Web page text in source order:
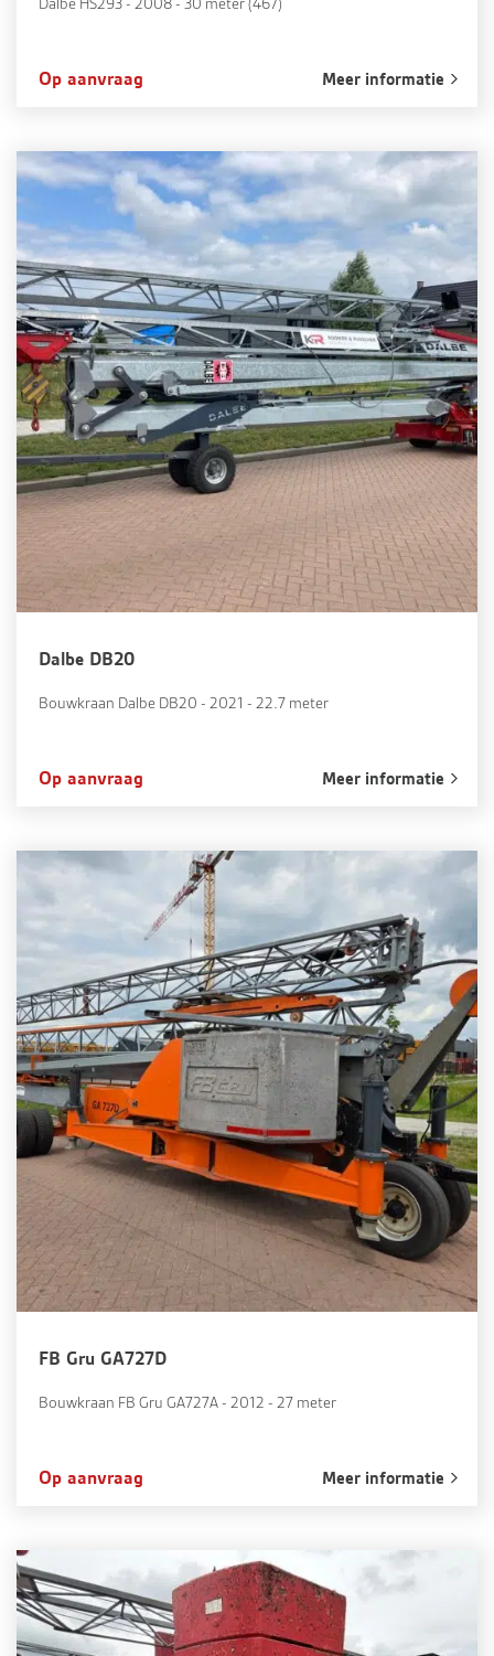
Op aanvraag Meer informatie
Dalbe DB20
Bouwkraan Dalbe DB20 - 2021 - 22.7 meter
Op aanvraag Meer informatie
FB Gru GA727D
Bouwkraan FB Gru GA727A - 2012 - 27 meter
Op aanvraag Meer informatie